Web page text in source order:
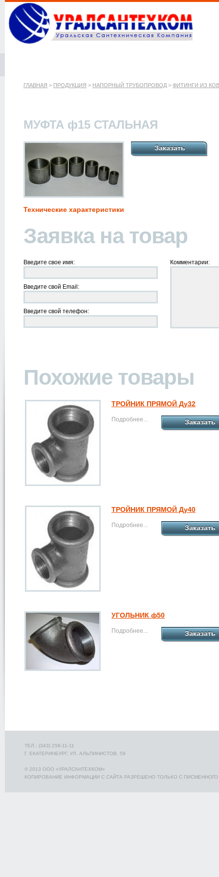
ГЛАВНАЯ > ПРОДУКЦИЯ > НАПОРНЫЙ ТРУБОПРОВОД > ФИТИНГИ ИЗ
МУФТА ф15 СТАЛЬНАЯ
Заказать
Технические характеристики
Заявка на товар
Введите свое имя:
Введите свой Email:
Введите свой телефон:
Комментарии:
Похожие товары
ТРОЙНИК ПРЯМОЙ Ду32
Подробнее... Заказать
ТРОЙНИК ПРЯМОЙ Ду40
Подробнее... Заказать
УГОЛЬНИК ф50
Подробнее... Заказать
ТЕЛ.: (343) 258-11-11
Г. ЕКАТЕРИНБУРГ, УЛ. АЛЬПИНИСТОВ, 59
© 2013 ООО «УРАЛСАНТЕХКОМ»
КОПИРОВАНИЕ ИНФОРМАЦИИ С САЙТА РАЗРЕШЕНО ТОЛЬКО С